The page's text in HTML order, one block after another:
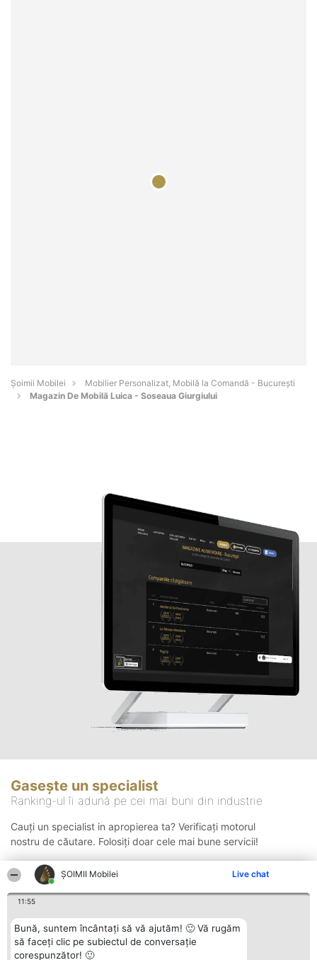
ȘOIMII Mobilei Live chat
11:55
Bună, suntem încântați să vă ajutăm! 🙂 Vă rugăm
să faceți clic pe subiectul de conversație
corespunzător! 🙂
Șoimii Mobilei
Mobilier Personalizat, Mobilă la Comandă - Bucureşti
Magazin De Mobilă Luica - Soseaua Giurgiului
Gasește un specialist
Ranking-ul îi adună pe cei mai buni din industrie
Cauți un specialist in apropierea ta? Verificați motorul
nostru de căutare. Folosiți doar cele mai bune servicii!